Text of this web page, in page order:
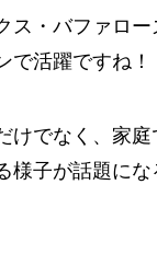
ス・バファロ
で活躍ですね！
けでなく、家庭
様子が話題に